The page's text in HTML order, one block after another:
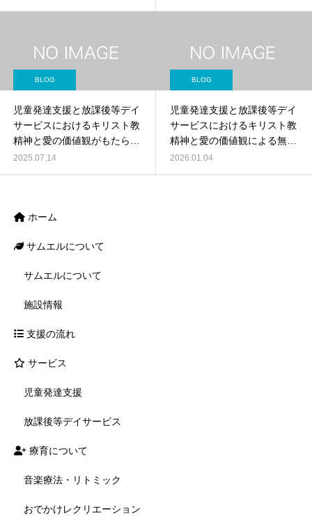
BLOG
児童発達支援と放課後等デイ
サービスにおけるキリスト教
精神と愛の価値観がもたらす
無限の可能性
2025.07.14
BLOG
児童発達支援と放課後等デイ
サービスにおけるキリスト教
精神と愛の価値観による無限
の可能性の探求
2026.01.04
ホーム
サムエルについて
サムエルについて
施設情報
支援の流れ
サービス
児童発達支援
放課後等デイサービス
療育について
音楽療法・リトミック
おでかけレクリエーション